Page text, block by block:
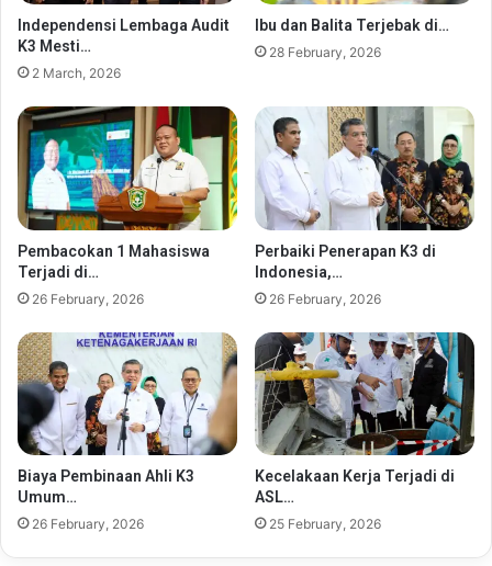
Independensi Lembaga Audit
K3 Mesti…
2 March, 2026
Ibu dan Balita Terjebak di…
28 February, 2026
Pembacokan 1 Mahasiswa
Terjadi di…
26 February, 2026
Perbaiki Penerapan K3 di
Indonesia,…
26 February, 2026
Biaya Pembinaan Ahli K3
Umum…
26 February, 2026
Kecelakaan Kerja Terjadi di
ASL…
25 February, 2026